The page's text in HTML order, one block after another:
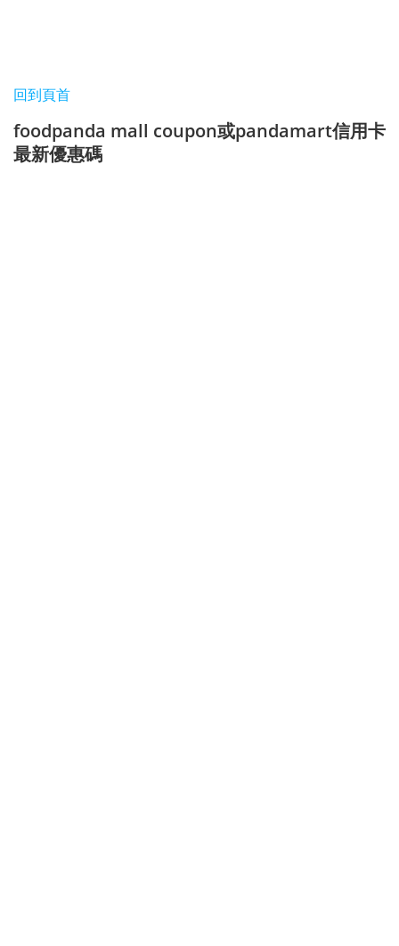
回到頁首
foodpanda mall coupon或pandamart信用卡
最新優惠碼